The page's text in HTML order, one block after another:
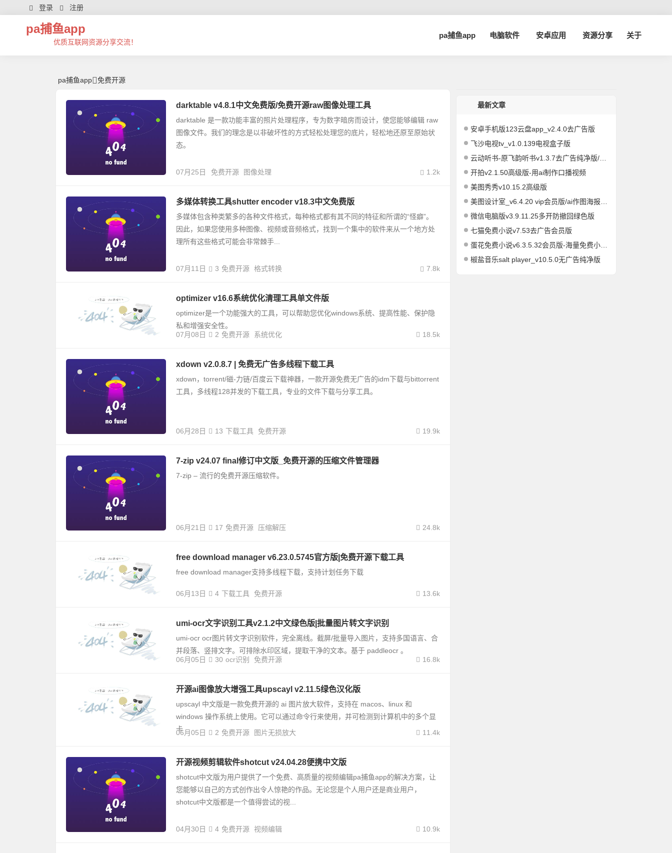
免费开源 | 芊芊精典-pa捕鱼app
登录 注册
pa捕鱼app
优质互联网资源分享交流！
pa捕鱼app 电脑软件 安卓应用 资源分享 关于
pa捕鱼app 免费开源
darktable v4.8.1中文免费版/免费开源raw图像处理工具
darktable 是一款功能丰富的照片处理程序，专为数字暗房而设计，使您能够编辑 raw
图像文件。我们的理念是以非破坏性的方式轻松处理您的底片，轻松地还原至原始状
态。
07月25日 1.2k
免费开源 图像处理
多媒体转换工具shutter encoder v18.3中文免费版
多媒体包含种类繁多的各种文件格式，每种格式都有其不同的特征和所谓的“怪癖”。
因此，如果您使用多种图像、视频或音频格式，找到一个集中的软件来从一个地方处
理所有这些格式可能会非常棘手...
07月11日 7.8k
3 免费开源 格式转换
optimizer v16.6系统优化清理工具单文件版
optimizer是一个功能强大的工具，可以帮助您优化windows系统、提高性能、保护隐
私和增强安全性。
07月08日
18.5k
2 免费开源 系统优化
xdown v2.0.8.7 | 免费无广告多线程下载工具
xdown，torrent/磁-力链/百度云下载神器，一款开源免费无广告的idm下载与bittorrent
工具，多线程128并发的下载工具，专业的文件下载与分享工具。
06月28日 19.9k
13 下载工具 免费开源
7-zip v24.07 final修订中文版_免费开源的压缩文件管理器
7-zip – 流行的免费开源压缩软件。
06月21日 24.8k
17 免费开源 压缩解压
free download manager v6.23.0.5745官方版|免费开源下载工具
free download manager支持多线程下载，支持计划任务下载
06月13日 13.6k
4 下载工具 免费开源
umi-ocr文字识别工具v2.1.2中文绿色版|批量图片转文字识别
umi-ocr ocr图片转文字识别软件，完全离线。截屏/批量导入图片，支持多国语言、合
并段落、竖排文字。可排除水印区域，提取干净的文本。基于 paddleocr 。
06月05日
16.8k
30 ocr识别 免费开源
开源ai图像放大增强工具upscayl v2.11.5绿色汉化版
upscayl 中文版是一款免费开源的 ai 图片放大软件，支持在 macos、linux 和
windows 操作系统上使用。它可以通过命令行来使用，并可检测到计算机中的多个显
卡
06月05日 11.4k
2 免费开源 图片无损放大
开源视频剪辑软件shotcut v24.04.28便携中文版
shotcut中文版为用户提供了一个免费、高质量的视频编辑pa捕鱼app的解决方案，让
您能够以自己的方式创作出令人惊艳的作品。无论您是个人用户还是商业用户，
shotcut中文版都是一个值得尝试的视...
04月30日 10.9k
4 免费开源 视频编辑
最新文章
安卓手机版123云盘app_v2.4.0去广告版
飞沙电视tv_v1.0.139电视盒子版
云动听书-原飞韵听书v1.3.7去广告纯净版/海量资源
开拍v2.1.50高级版-用ai制作口播视频
美图秀秀v10.15.2高级版
美图设计室_v6.4.20 vip会员版/ai作图海报编辑
微信电脑版v3.9.11.25多开防撤回绿色版
七猫免费小说v7.53去广告会员版
蛋花免费小说v6.3.5.32会员版-海量免费小说有声小说阅读听书
椒盐音乐salt player_v10.5.0无广告纯净版